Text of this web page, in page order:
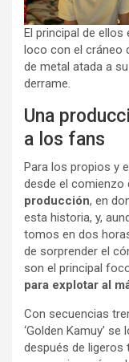
El principal de ellos
loco con el cráneo
de metal atada a
derrame.
Una
a los fans
Para los propios y
desde el comienzo
producción, en
esta historia, y,
tomos en dos
de sorprender el
son el principal
para explotar al
Con secuencias
‘Golden Kamuy’
después de